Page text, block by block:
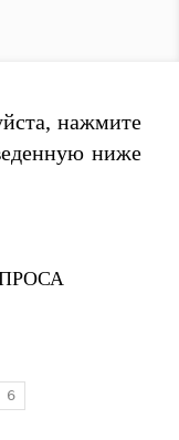
нажмите
ниже
6